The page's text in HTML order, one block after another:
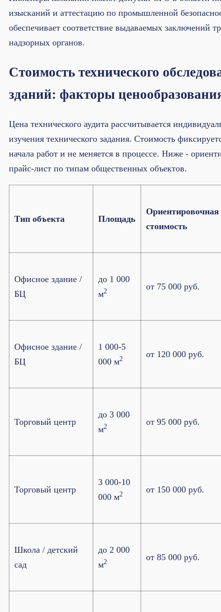
изысканий и аттестацию по промышленной
обеспечивает соответствие выдаваемых заключений
надзорных органов.
Стоимость технического
зданий: факторы
Цена технического аудита рассчитывается
изучения технического задания. Стоимость
начала работ и не меняется в процессе. Ниже -
прайс-лист по типам общественных объектов.
Тип объекта Площадь
Ориентировочная
стоимость
Офисное здание /
БЦ
до 1 000
м2 от 75 000 руб.
Офисное здание /
БЦ
1 000-5
000 м2 от 120 000 руб.
Торговый центр
до 3 000
м2 от 95 000 руб.
Торговый центр
3 000-10
000 м2 от 150 000 руб.
Школа / детский
сад
до 2 000
м2 от 85 000 руб.